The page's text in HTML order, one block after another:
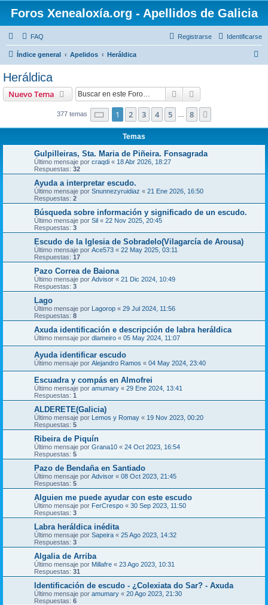
Foros Xenealoxía.org - Apellidos de Galicia
FAQ Identificarse
Registrarse
Índice general Apelidos Heráldica
Heráldica
Nuevo Tema Buscar
377 temas Página de
1 2 3 4 5 8
Temas
Gulpilleiras, Sta. Maria de Piñeira. Fonsagrada
Último mensaje por craqdi « 18 Abr 2026, 18:27
Respuestas: 32
Ayuda a interpretar escudo.
Último mensaje por Snunnezyruidiaz « 21 Ene 2026, 16:50
Respuestas: 2
Búsqueda sobre información y significado de un escudo.
Último mensaje por Sil « 22 Nov 2025, 20:45
Respuestas: 3
Escudo de la Iglesia de Sobradelo(Vilagarcía de Arousa)
Último mensaje por Ace573 « 22 May 2025, 03:11
Respuestas: 17
Pazo Correa de Baiona
Último mensaje por Advisor « 21 Dic 2024, 10:49
Respuestas: 3
Lago
Último mensaje por Lagorop « 29 Jul 2024, 11:56
Respuestas: 8
Axuda identificación e descripción de labra heráldica
Último mensaje por dlameiro « 05 May 2024, 11:07
Ayuda identificar escudo
Último mensaje por Alejandro Ramos « 04 May 2024, 23:40
Escuadra y compás en Almofrei
Último mensaje por amumary « 29 Ene 2024, 13:41
Respuestas: 1
ALDERETE(Galicia)
Último mensaje por Lemos y Romay « 19 Nov 2023, 00:20
Respuestas: 5
Ribeira de Piquín
Último mensaje por Grana10 « 24 Oct 2023, 16:54
Respuestas: 5
Pazo de Bendaña en Santiado
Último mensaje por Advisor « 08 Oct 2023, 21:45
Respuestas: 5
Alguien me puede ayudar con este escudo
Último mensaje por FerCrespo « 30 Sep 2023, 11:50
Respuestas: 3
Labra heráldica inédita
Último mensaje por Sapeira « 25 Ago 2023, 14:32
Respuestas: 3
Algalia de Arriba
Último mensaje por Millafre « 23 Ago 2023, 10:31
Respuestas: 31
Identificación de escudo - ¿Colexiata do Sar? - Axuda
Último mensaje por amumary « 20 Ago 2023, 21:30
Respuestas: 6